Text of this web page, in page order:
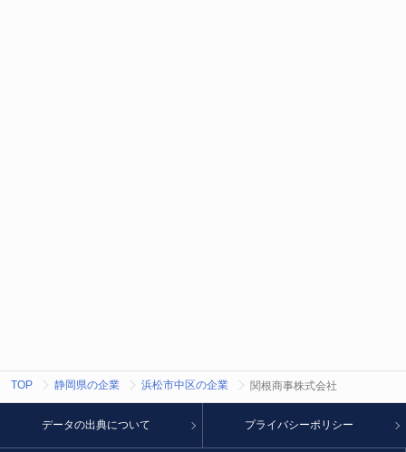
TOP 静岡県の企業 浜松市中区の企業 関根商事株式会社
データの出典について プライバシーポリシー